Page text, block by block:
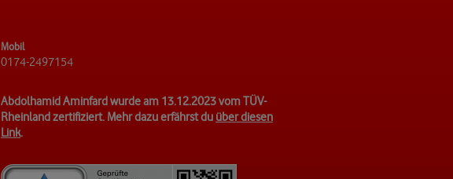
Mobil
0174-2497154
Abdolhamid Aminfard wurde am 13.12.2023 vom TÜV-
Rheinland zertifiziert. Mehr dazu erfährst du über diesen
Link.